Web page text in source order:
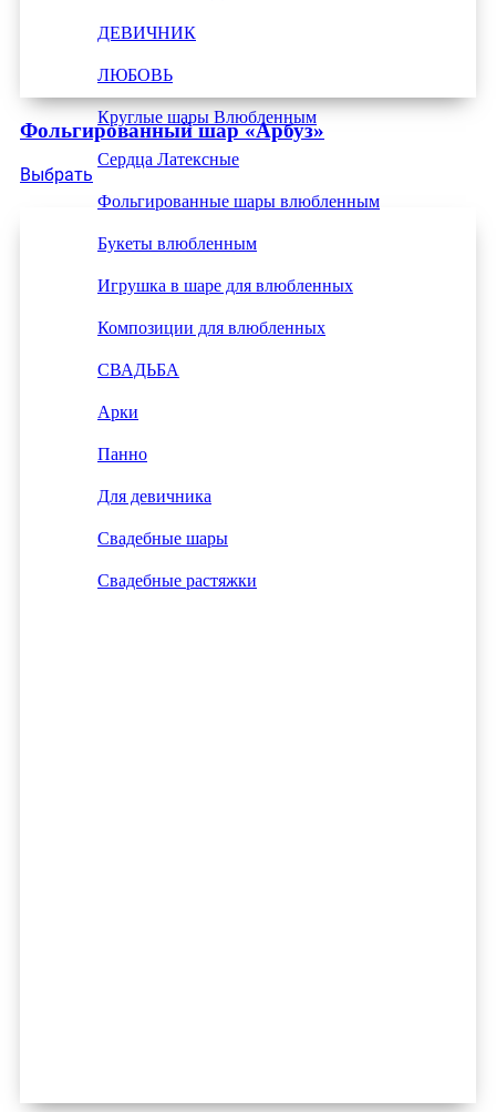
ДЕВИЧНИК
ЛЮБОВЬ
Круглые шары Влюбленным
Сердца Латексные
Фольгированные шары влюбленным
Букеты влюбленным
Игрушка в шаре для влюбленных
Композиции для влюбленных
СВАДЬБА
Арки
Панно
Для девичника
Свадебные шары
Свадебные растяжки
Фольгированный шар «Арбуз»
Выбрать